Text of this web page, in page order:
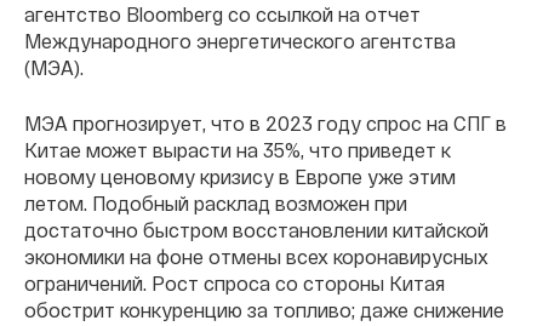
агентство Bloomberg со ссылкой на отчет
Международного энергетического агентства
(МЭА).
МЭА прогнозирует, что в 2023 году спрос на СПГ в
Китае может вырасти на 35%, что приведет к
новому ценовому кризису в Европе уже этим
летом. Подобный расклад возможен при
достаточно быстром восстановлении китайской
экономики на фоне отмены всех коронавирусных
ограничений. Рост спроса со стороны Китая
обострит конкуренцию за топливо; даже снижение